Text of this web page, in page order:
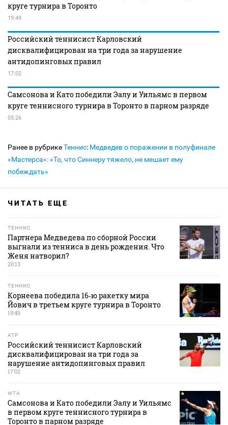
круге турнира в Торонто
19:49
Российский теннисист Карловский
дисквалифицирован на три года за нарушение
антидопинговых правил
17:02
Самсонова и Като победили Эалу и Уильямс в первом
круге теннисного турнира в Торонто в парном разряде
05:26
Ранее в рубрикеТеннис: Медведев о поражении в полуфинале
«Мастерса»: «То, что Синнеру тяжело, не мешает ему
побеждать»
ЧИТАТЬ ЕЩЕ
ТЕННИС
Партнера Медведева по сборной России
выгнали из тенниса в день рождения. Что
Женя натворил?
20:13
ТЕННИС
Корнеева победила 16‑ю ракетку мира
Йович в третьем круге турнира в Торонто
19:49
ATP
Российский теннисист Карловский
дисквалифицирован на три года за
нарушение антидопинговых правил
17:02
WTA
Самсонова и Като победили Эалу и Уильямс
в первом круге теннисного турнира в
Торонто в парном разряде